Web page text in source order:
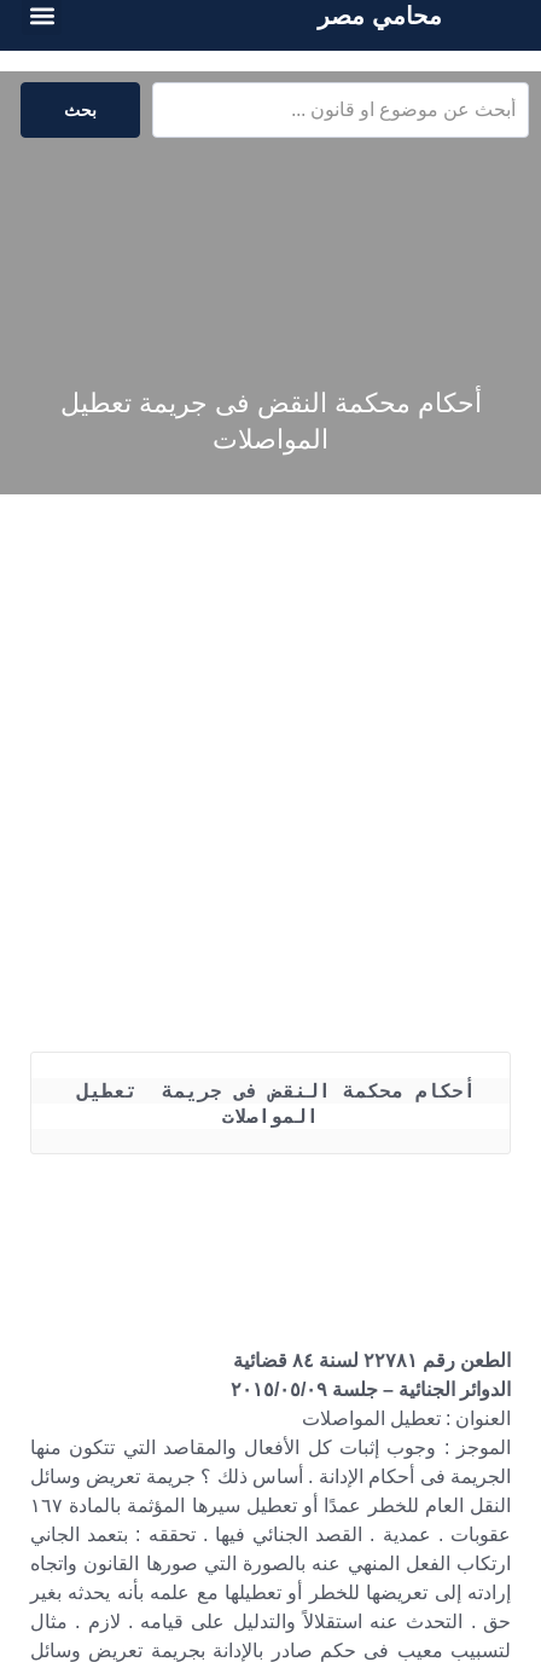
محامي مصر
بحث
أحكام محكمة النقض فى جريمة تعطيل
المواصلات
أحكام محكمة النقض فى جريمة  تعطيل
المواصلات
الطعن رقم ٢٢٧٨١ لسنة ٨٤ قضائية
الدوائر الجنائية – جلسة ٢٠١٥/٠٥/٠٩
العنوان : تعطيل المواصلات
الموجز : وجوب إثبات كل الأفعال والمقاصد التي تتكون منها
الجريمة فى أحكام الإدانة . أساس ذلك ؟ جريمة تعريض وسائل
النقل العام للخطر عمدًا أو تعطيل سيرها المؤثمة بالمادة ١٦٧
عقوبات . عمدية . القصد الجنائي فيها . تحققه : بتعمد الجاني
ارتكاب الفعل المنهي عنه بالصورة التي صورها القانون واتجاه
إرادته إلى تعريضها للخطر أو تعطيلها مع علمه بأنه يحدثه بغير
حق . التحدث عنه استقلالاً والتدليل على قيامه . لازم . مثال
لتسبيب معيب فى حكم صادر بالإدانة بجريمة تعريض وسائل